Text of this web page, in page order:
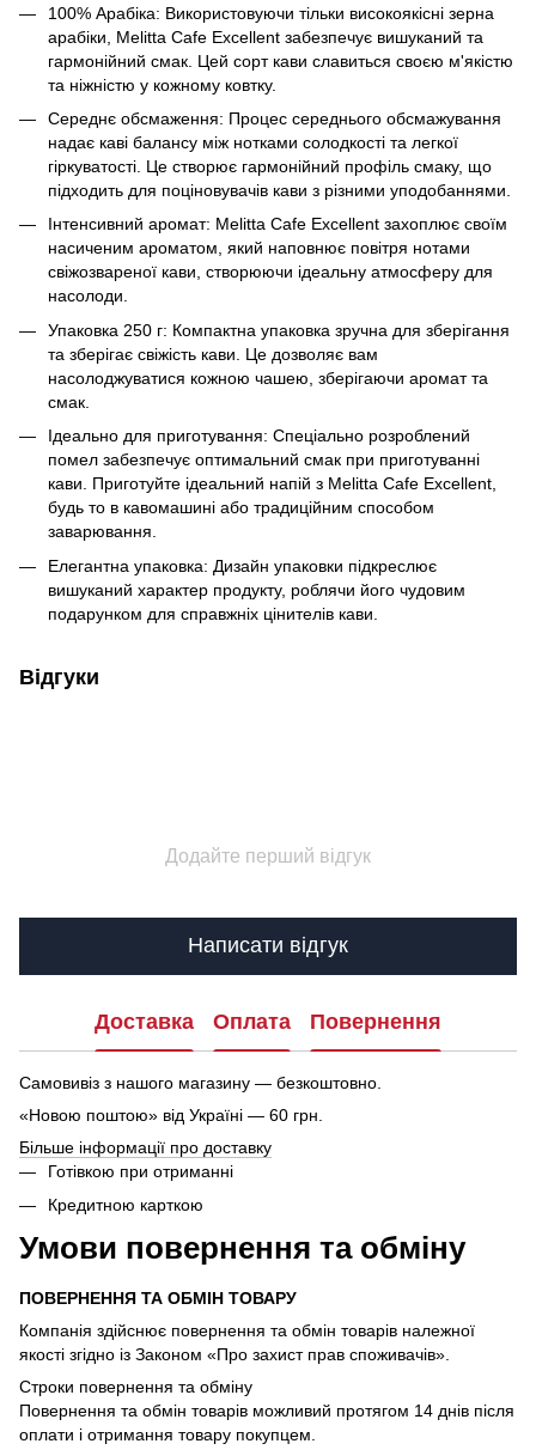
100% Арабіка: Використовуючи тільки високоякісні зерна
арабіки, Melitta Cafe Excellent забезпечує вишуканий та
гармонійний смак. Цей сорт кави славиться своєю м'якістю
та ніжністю у кожному ковтку.
Середнє обсмаження: Процес середнього обсмажування
надає каві балансу між нотками солодкості та легкої
гіркуватості. Це створює гармонійний профіль смаку, що
підходить для поціновувачів кави з різними уподобаннями.
Інтенсивний аромат: Melitta Cafe Excellent захоплює своїм
насиченим ароматом, який наповнює повітря нотами
свіжозвареної кави, створюючи ідеальну атмосферу для
насолоди.
Упаковка 250 г: Компактна упаковка зручна для зберігання
та зберігає свіжість кави. Це дозволяє вам
насолоджуватися кожною чашею, зберігаючи аромат та
смак.
Ідеально для приготування: Спеціально розроблений
помел забезпечує оптимальний смак при приготуванні
кави. Приготуйте ідеальний напій з Melitta Cafe Excellent,
будь то в кавомашині або традиційним способом
заварювання.
Елегантна упаковка: Дизайн упаковки підкреслює
вишуканий характер продукту, роблячи його чудовим
подарунком для справжніх цінителів кави.
Відгуки
Додайте перший відгук
Написати відгук
Доставка Оплата Повернення
Самовивіз з нашого магазину — безкоштовно.
«Новою поштою» від Україні — 60 грн.
Більше інформації про доставку
Готівкою при отриманні
Кредитною карткою
Умови повернення та обміну
ПОВЕРНЕННЯ ТА ОБМІН ТОВАРУ
Компанія здійснює повернення та обмін товарів належної
якості згідно із Законом «Про захист прав споживачів».
Строки повернення та обміну
Повернення та обмін товарів можливий протягом 14 днів після
оплати і отримання товару покупцем.